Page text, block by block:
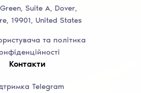
Suite A, Dover,
19901, United States
та політика
Контакти
Telegram